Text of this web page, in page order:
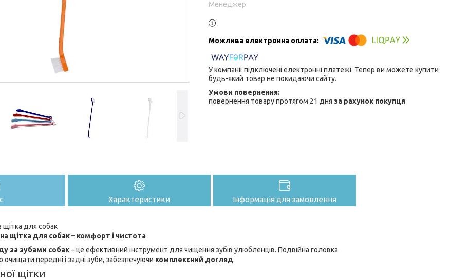
Менеджер
У компанії підключені електронні платежі. Тепер ви можете купити
будь-який товар не покидаючи сайту.
повернення товару протягом 21 дня за рахунок покупця
Характеристики Інформація для замовлення
щітка для собак
щітка для собак – комфорт і чистота
за зубами собак– це ефективний інструмент для чищення зубів улюбленців. Подвійна головка
передні і задні зуби, забезпечуючи комплексний догляд.
щітки